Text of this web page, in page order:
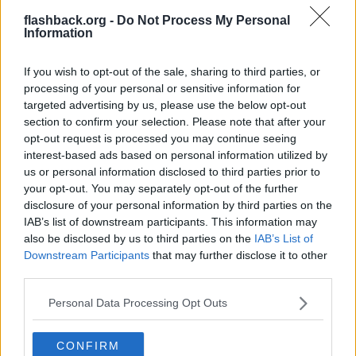
flashback.org - Do Not Process My Personal
Information
If you wish to opt-out of the sale, sharing to third parties, or
processing of your personal or sensitive information for
targeted advertising by us, please use the below opt-out
section to confirm your selection. Please note that after your
opt-out request is processed you may continue seeing
interest-based ads based on personal information utilized by
us or personal information disclosed to third parties prior to
your opt-out. You may separately opt-out of the further
disclosure of your personal information by third parties on the
IAB’s list of downstream participants. This information may
also be disclosed by us to third parties on the IAB’s List of
Downstream Participants that may further disclose it to other
Personal Data Processing Opt Outs
CONFIRM
Hur ser hans liv ut för övrigt, kan man undra.
Unnar han sig nåt över huvud taget, eller vill han byta kön och
belasta vården för att han hatar sig själv så mkt att han inte kan
unna sig nåt.
2025-11-03, 15:18
StigHelmutt
Medlem
Reg: Jun 2019
Citat:
Ursprungligen postat avWencheng
Team bidé här.
Men bidé utan papper innan är ju äckligt!
skölja runt skiten, ramlar det ner klumpar också?